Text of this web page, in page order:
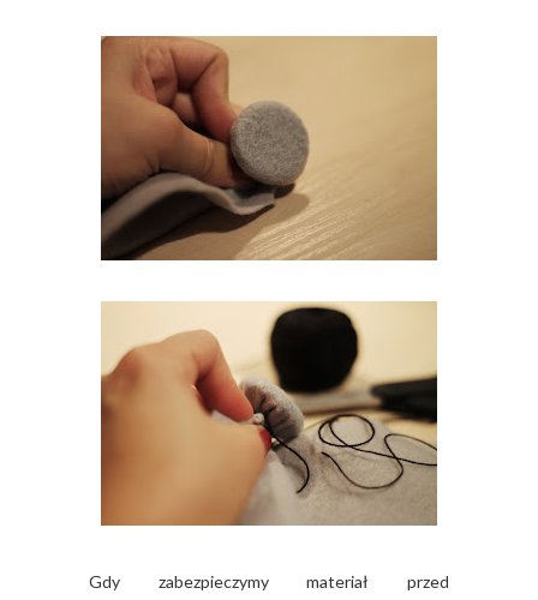
Gdy zabezpieczymy materiał przed